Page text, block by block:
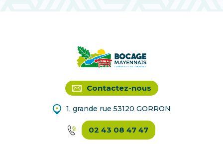
Contactez-nous
1, grande rue 53120 GORRON
02 43 08 47 47